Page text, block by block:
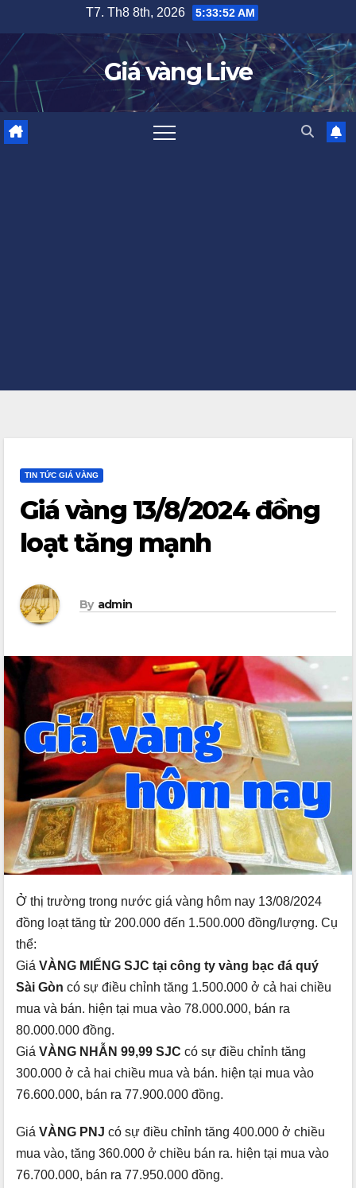
content
T7. Th8 8th, 2026 5:33:54 AM
Giá vàng Live
TIN TỨC GIÁ VÀNG
Giá vàng 13/8/2024 đồng
loạt tăng mạnh
By admin
Ở thị trường trong nước giá vàng hôm nay 13/08/2024
đồng loạt tăng từ 200.000 đến 1.500.000 đồng/lượng. Cụ
thể:
Giá VÀNG MIẾNG SJC tại công ty vàng bạc đá quý
Sài Gòn có sự điều chỉnh tăng 1.500.000 ở cả hai chiều
mua và bán. hiện tại mua vào 78.000.000, bán ra
80.000.000 đồng.
Giá VÀNG NHẪN 99,99 SJC có sự điều chỉnh tăng
300.000 ở cả hai chiều mua và bán. hiện tại mua vào
76.600.000, bán ra 77.900.000 đồng.
Giá VÀNG PNJ có sự điều chỉnh tăng 400.000 ở chiều
mua vào, tăng 360.000 ở chiều bán ra. hiện tại mua vào
76.700.000, bán ra 77.950.000 đồng.